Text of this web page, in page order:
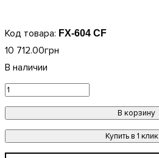
FX-604 CF
10 712.00грн
В корзину
Купить в 1 клик